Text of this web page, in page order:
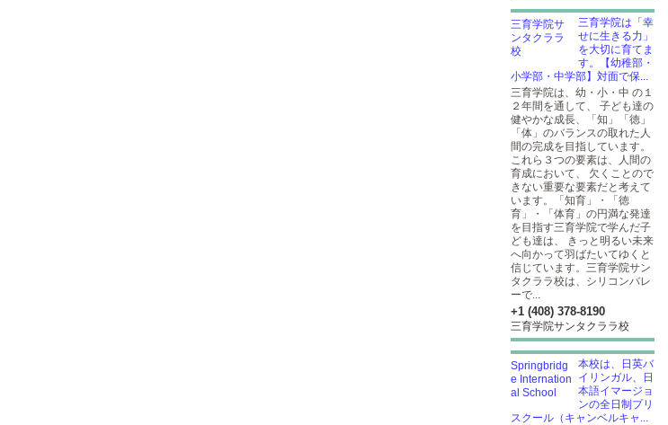
三育学院は「幸
せに生きる力」
を大切に育てま
す。【幼稚部・
小学部・中学部】対面で保...
三育学院は、幼・小・中 の１
２年間を通して、 子ども達の
健やかな成長、「知」「徳」
「体」のバランスの取れた人
間の完成を目指しています。
これら３つの要素は、人間の
育成において、 欠くことので
きない重要な要素だと考えて
います。「知育」・「徳
育」・「体育」の円満な発達
を目指す三育学院で学んだ子
ども達は、 きっと明るい未来
へ向かって羽ばたいてゆくと
信じています。三育学院サン
タクララ校は、シリコンバレ
ーで...
+1 (408) 378-8190
三育学院サンタクララ校
本校は、日英バ
イリンガル、日
本語イマージョ
ンの全日制プリ
スクール（キャンベルキャ...